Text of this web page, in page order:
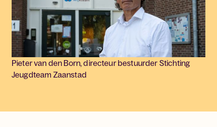
Pieter van den Born, directeur bestuurder Stichting
Jeugdteam Zaanstad